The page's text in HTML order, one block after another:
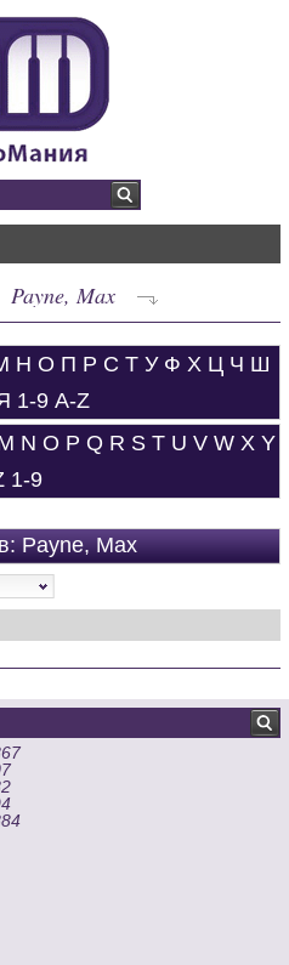
Payne, Max
Н О П Р С Т У Ф Х Ц Ч Ш
1-9 A-Z
N O P Q R S T U V W X Y
1-9
Payne, Max